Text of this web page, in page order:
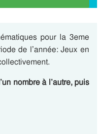
pour la 3eme
de l’année: Jeux en
nombre à l’autre, puis